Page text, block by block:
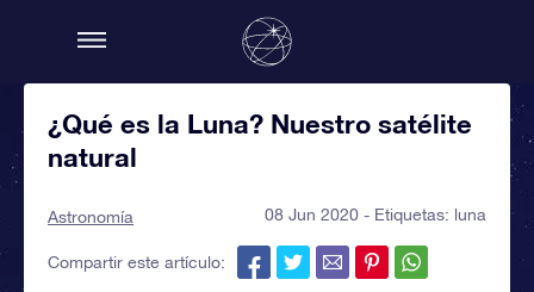
¿Qué es la Luna? Nuestro satélite
natural
Astronomía 08 Jun 2020 - Etiquetas: luna
Compartir este artículo: